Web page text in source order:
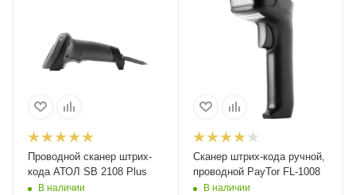
Проводной сканер штрих-
кода АТОЛ SB 2108 Plus
В наличии
Сканер штрих-кода ручной,
проводной PayTor FL-1008
В наличии